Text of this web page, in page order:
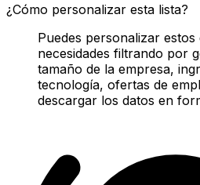
¿Cómo personalizar esta lista?
Puedes personalizar estos
necesidades filtrando por
tamaño de la empresa,
tecnología, ofertas de
descargar los datos en